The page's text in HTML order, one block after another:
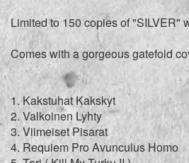
Limited to 150 copies of "SILVER"
Comes with a gorgeous gatefold
1. Kakstuhat Kakskyt
2. Valkoinen Lyhty
3. Viimeiset Pisarat
4. Requiem Pro Avunculus Homo